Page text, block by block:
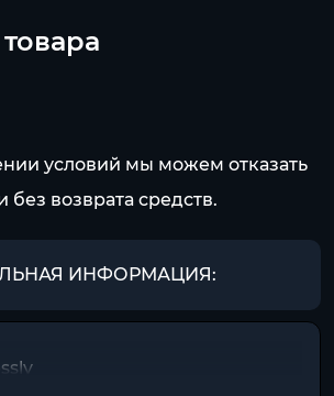
условий мы можем отказать
возврата средств.
ИНФОРМАЦИЯ: